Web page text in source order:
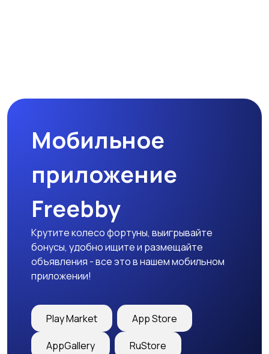
Медицина Начало карьеры
Образование и наука
закупки
Мобильное
приложение
Freebby
Крутите колесо фортуны, выигрывайте
бонусы, удобно ищите и размещайте
объявления - все это в нашем мобильном
приложении!
Play Market App Store
AppGallery RuStore